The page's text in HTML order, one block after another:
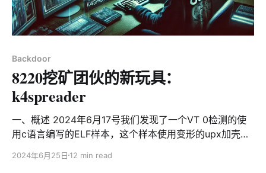
Backdoor
8220挖矿团伙的新玩具：
k4spreader
一、概述 2024年6月17号我们发现了一个VT 0检测的使
用c语言编写的ELF样本，这个样本使用变形的upx加壳，
的方式编写。经过分析发现这是来自“8220“挖矿团伙的新
2024年6月25日 12 min read